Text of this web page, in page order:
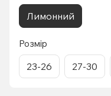
Лимонний
Розмір
23-26 27-30